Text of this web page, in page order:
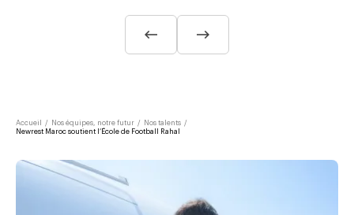
Accueil / Nos équipes, notre futur / Nos talents /
Newrest Maroc soutient l’École de Football Rahal